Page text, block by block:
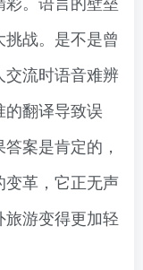
战。是不是曾
流时语音难辨
的翻译导致误
案是肯定的，
革，它正无声
游变得更加轻